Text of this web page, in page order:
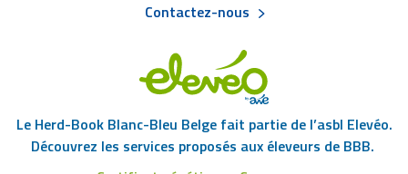
de
Contactez-nous
Le Herd-Book Blanc-Bleu Belge fait partie de l’asbl Elevéo.
Découvrez les services proposés aux éleveurs de BBB.